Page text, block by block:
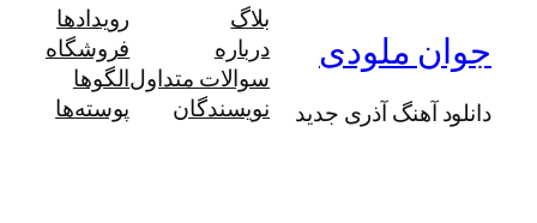
ملودی
آذری جدید
درباره
سوالات متداول
نویسندگان
رویدادها
فروشگاه
الگوها
پوسته‌ها